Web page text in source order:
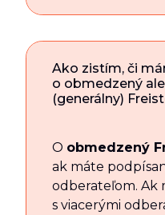
Ako zistím, či
o obmedzený
(generálny)
O obmedzený
ak máte
odberateľom. Ak
s viacerými